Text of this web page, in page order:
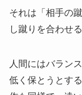
それは「相手の
し蹴りを合わせ
人間にはバラン
低く保とうとす